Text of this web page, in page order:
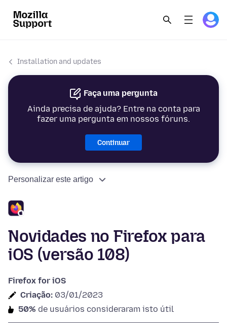
Installation and updates
Faça uma pergunta
Ainda precisa de ajuda? Entre na conta para
fazer uma pergunta em nossos fóruns.
Continuar
Personalizar este artigo
Novidades no Firefox para
iOS (versão 108)
Firefox for iOS
Criação: 03/01/2023
50% de usuários consideraram isto útil